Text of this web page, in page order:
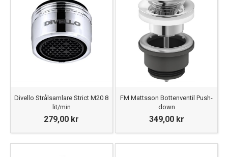
Divello Strålsamlare Strict M20 8
lit/min
279,00 kr
FM Mattsson Bottenventil Push-
down
349,00 kr